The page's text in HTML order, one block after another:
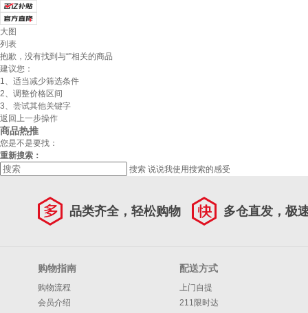
大图
列表
抱歉，没有找到与“”相关的商品
建议您：
1、适当减少筛选条件
2、调整价格区间
3、尝试其他关键字
返回上一步操作
商品热推
您是不是要找：
重新搜索：
搜索 说说我使用搜索的感受
品类齐全，轻松购物 多仓直发，极
购物指南
购物流程
会员介绍
配送方式
上门自提
211限时达